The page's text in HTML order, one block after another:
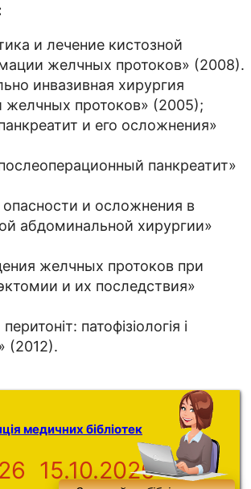
и лечение кистозной
желчных протоков» (2008).
инвазивная хирургия
желчных протоков» (2005);
и его осложнения»
панкреатит»
и осложнения в
абдоминальной хирургии»
желчных протоков при
и их последствия»
патофізіологія і
(2012).
медичних бібліотек
15.10.2026